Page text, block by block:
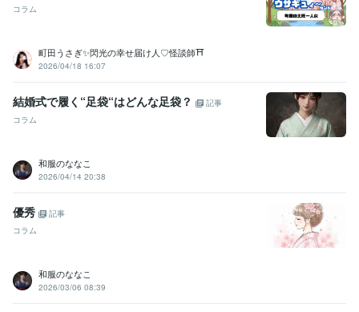
コラム
町田うさぎ✨閃光の幸せ届け人♡怪談師⛩️
2026/04/18 16:07
結婚式で履く“足袋“はどんな足袋？
記事
コラム
和服のななこ
2026/04/14 20:38
優秀
記事
コラム
和服のななこ
2026/03/06 08:39